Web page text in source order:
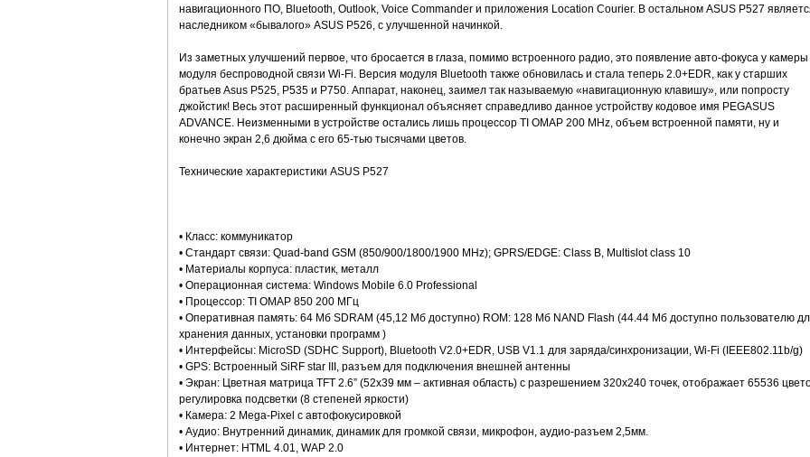
навигационного ПО, Bluetooth, Outlook, Voice Commander и приложения Location Courier. В остальном ASUS P527
наследником «бывалого» ASUS Р526, c улучшенной начинкой.
Из заметных улучшений первое, что бросается в глаза, помимо встроенного радио, это появление авто-фокуса у камеры
модуля беспроводной связи Wi-Fi. Версия модуля Bluetooth также обновилась и стала теперь 2.0+EDR, как у старших
братьев Asus P525, P535 и P750. Аппарат, наконец, заимел так называемую «навигационную клавишу», или попросту
джойстик! Весь этот расширенный функционал объясняет справедливо данное устройству кодовое имя PEGASUS
ADVANCE. Неизменными в устройстве остались лишь процессор TI OMAP 200 MHz, объем встроенной памяти, ну и
конечно экран 2,6 дюйма с его 65-тью тысячами цветов.
Технические характеристики ASUS P527
• Класс: коммуникатор
• Стандарт связи: Quad-band GSM (850/900/1800/1900 MHz); GPRS/EDGE: Class B, Multislot class 10
• Материалы корпуса: пластик, металл
• Операционная система: Windows Mobile 6.0 Professional
• Процессор: TI OMAP 850 200 МГц
• Оперативная память: 64 Мб SDRAM (45,12 Мб доступно) ROM: 128 Мб NAND Flash (44.44 Мб доступно пользователю
хранения данных, установки программ )
• Интерфейсы: MicroSD (SDHC Support), Bluetooth V2.0+EDR, USB V1.1 для заряда/синхронизации, Wi-Fi (IEEE802.11b/g)
• GPS: Встроенный SiRF star III, разъем для подключения внешней антенны
• Экран: Цветная матрица TFT 2.6” (52x39 мм – активная область) c разрешением 320х240 точек, отображает 65536
регулировка подсветки (8 степеней яркости)
• Камера: 2 Mega-Pixel с автофокусировкой
• Аудио: Внутренний динамик, динамик для громкой связи, микрофон, аудио-разъем 2,5мм.
• Интернет: HTML 4.01, WAP 2.0